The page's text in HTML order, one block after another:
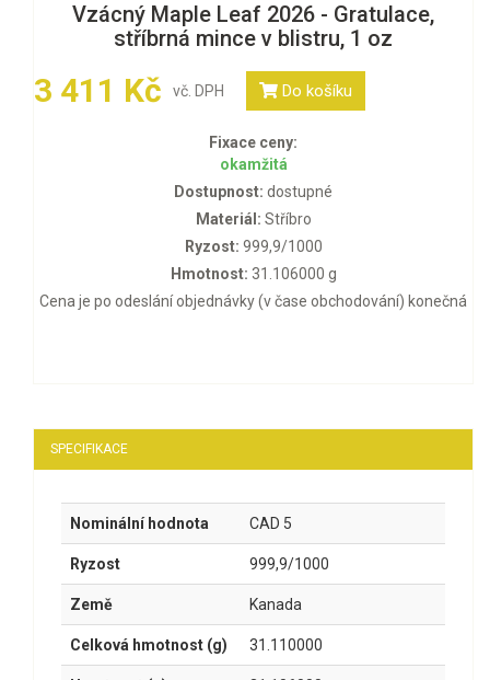
Vzácný Maple Leaf 2026 - Gratulace,
stříbrná mince v blistru, 1 oz
3 411 Kč vč. DPH Do košíku
Fixace ceny:
okamžitá
Dostupnost: dostupné
Materiál: Stříbro
Ryzost: 999,9/1000
Hmotnost: 31.106000 g
Cena je po odeslání objednávky (v čase obchodování) konečná
SPECIFIKACE
Nominální hodnota CAD 5
Ryzost 999,9/1000
Země Kanada
Celková hmotnost (g) 31.110000